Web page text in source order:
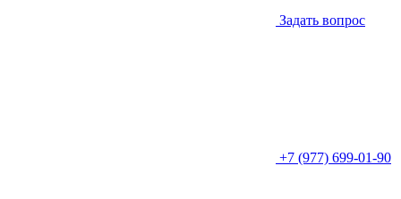
Задать вопрос
+7 (977) 699-01-90